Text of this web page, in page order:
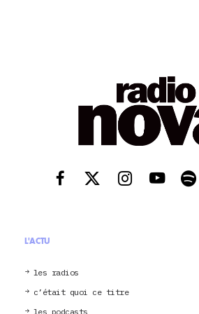
L'ACTU
les radios
c’était quoi ce titre
les podcasts